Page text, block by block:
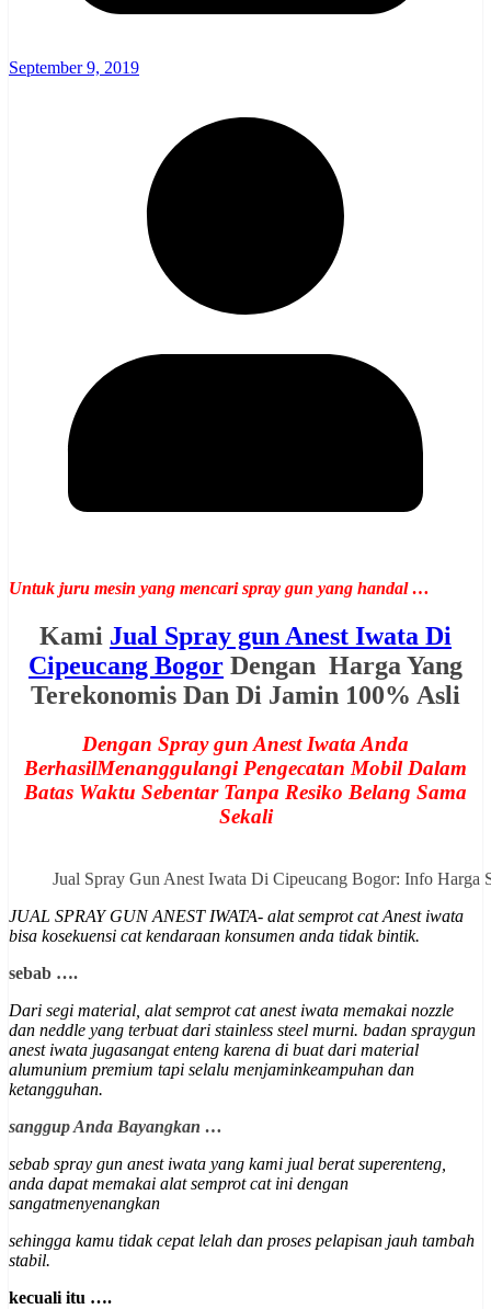
September 9, 2019
Untuk juru mesin yang mencari spray gun yang handal …
Kami Jual Spray gun Anest Iwata Di
Cipeucang Bogor Dengan Harga Yang
Terekonomis Dan Di Jamin 100% Asli
Dengan Spray gun Anest Iwata Anda
BerhasilMenanggulangi Pengecatan Mobil Dalam
Batas Waktu Sebentar Tanpa Resiko Belang Sama
Sekali
Jual Spray Gun Anest Iwata Di Cipeucang Bogor: Info
JUAL SPRAY GUN ANEST IWATA- alat semprot cat Anest iwata
bisa kosekuensi cat kendaraan konsumen anda tidak bintik.
sebab ….
Dari segi material, alat semprot cat anest iwata memakai nozzle
dan neddle yang terbuat dari stainless steel murni. badan spraygun
anest iwata jugasangat enteng karena di buat dari material
alumunium premium tapi selalu menjaminkeampuhan dan
ketangguhan.
sanggup Anda Bayangkan …
sebab spray gun anest iwata yang kami jual berat superenteng,
anda dapat memakai alat semprot cat ini dengan
sangatmenyenangkan
sehingga kamu tidak cepat lelah dan proses pelapisan jauh tambah
stabil.
kecuali itu ….